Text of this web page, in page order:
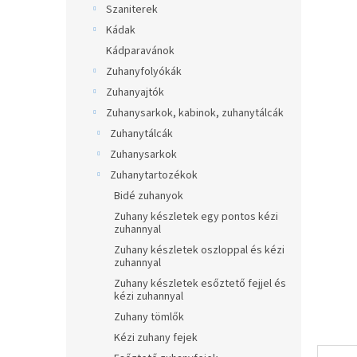
Szaniterek
Kádak
Kádparavánok
Zuhanyfolyókák
Zuhanyajtók
Zuhanysarkok, kabinok, zuhanytálcák
Zuhanytálcák
Zuhanysarkok
Zuhanytartozékok
Bidé zuhanyok
Zuhany készletek egy pontos kézi
zuhannyal
Zuhany készletek oszloppal és kézi
zuhannyal
Zuhany készletek esőztető fejjel és
kézi zuhannyal
Zuhany tömlők
Kézi zuhany fejek